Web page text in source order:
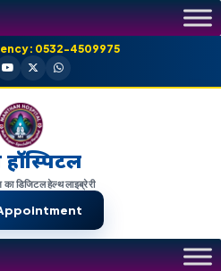
0532-4509975
का डिजिटल हेल्थ लाइब्रेरी